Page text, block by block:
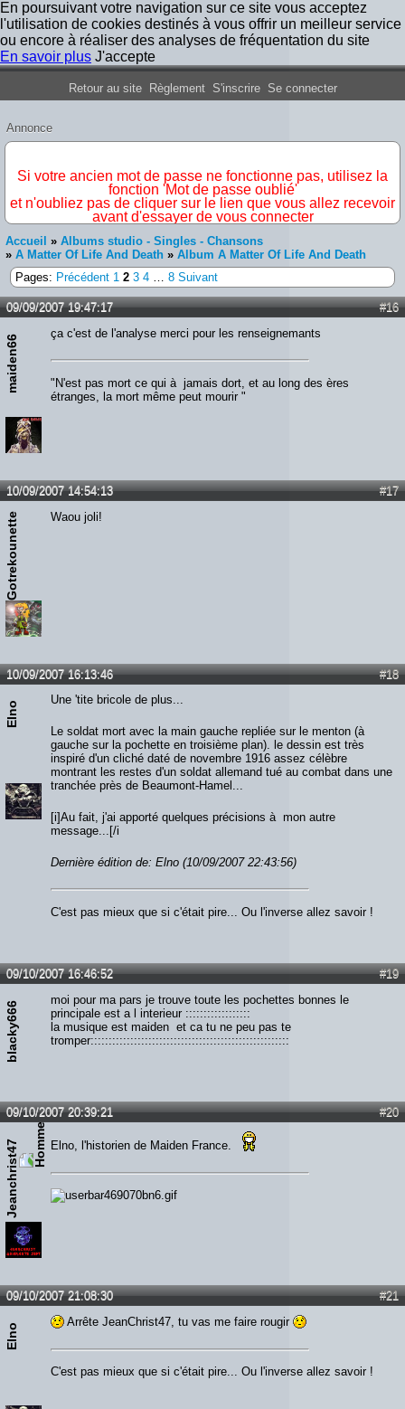
En poursuivant votre navigation sur ce site vous acceptez
l'utilisation de cookies destinés à vous offrir un meilleur service
ou encore à réaliser des analyses de fréquentation du site
En savoir plus J'accepte
Forum Iron Maiden France
Retour au site Règlement S'inscrire Se connecter
Annonce
Si votre ancien mot de passe ne fonctionne pas, utilisez la
fonction 'Mot de passe oublié'
et n'oubliez pas de cliquer sur le lien que vous allez recevoir
avant d'essayer de vous connecter
Accueil » Albums studio - Singles - Chansons
» A Matter Of Life And Death » Album A Matter Of Life And Death
Pages: Précédent 1 2 3 4 … 8 Suivant
#16
09/09/2007 19:47:17
maiden66
ça c'est de l'analyse merci pour les renseignemants
"N'est pas mort ce qui à jamais dort, et au long des ères
étranges, la mort même peut mourir "
#17
10/09/2007 14:54:13
Gotrekounette Waou joli!
#18
10/09/2007 16:13:46
Elno
Une 'tite bricole de plus...
Le soldat mort avec la main gauche repliée sur le menton (à
gauche sur la pochette en troisième plan). le dessin est très
inspiré d'un cliché daté de novembre 1916 assez célèbre
montrant les restes d'un soldat allemand tué au combat dans une
tranchée près de Beaumont-Hamel...
[i]Au fait, j'ai apporté quelques précisions à mon autre
message...[/i
Dernière édition de: Elno (10/09/2007 22:43:56)
C'est pas mieux que si c'était pire... Ou l'inverse allez savoir !
#19
09/10/2007 16:46:52
blacky666
moi pour ma pars je trouve toute les pochettes bonnes le
principale est a l interieur ::::::::::::::::::
la musique est maiden et ca tu ne peu pas te
tromper:::::::::::::::::::::::::::::::::::::::::::::::::::::::
#20
09/10/2007 20:39:21
Jeanchrist47 Elno, l'historien de Maiden France.
#21
09/10/2007 21:08:30
Elno
Arrête JeanChrist47, tu vas me faire rougir
C'est pas mieux que si c'était pire... Ou l'inverse allez savoir !